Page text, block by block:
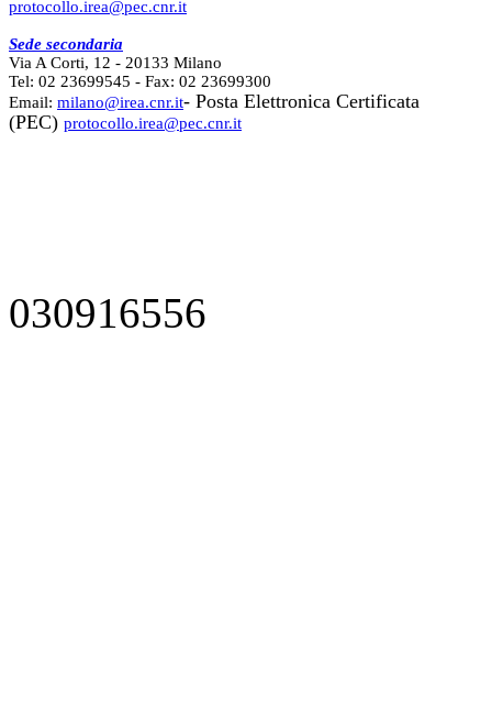
protocollo.irea@pec.cnr.it
Sede secondaria
Via A Corti, 12 - 20133 Milano
Tel: 02 23699545 - Fax: 02 23699300
Email: milano@irea.cnr.it- Posta Elettronica Certificata
(PEC) protocollo.irea@pec.cnr.it
030916556